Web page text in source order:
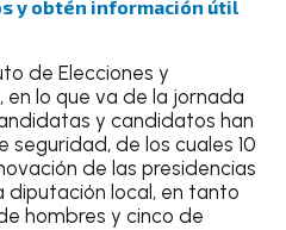
y obtén información útil
de Elecciones y
en lo que va de la jornada
y candidatos han
de los cuales 10
de las presidencias
diputación local, en tanto
hombres y cinco de